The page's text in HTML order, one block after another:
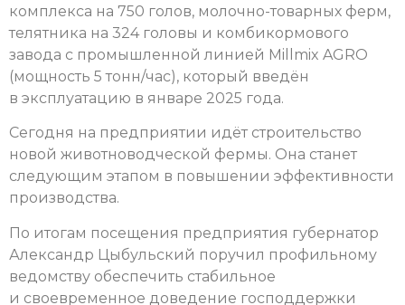
комплекса на 750 голов, молочно-товарных ферм,
телятника на 324 головы и комбикормового
завода с промышленной линией Millmix AGRO
(мощность 5 тонн/час), который введён
в эксплуатацию в январе 2025 года.
Сегодня на предприятии идёт строительство
новой животноводческой фермы. Она станет
следующим этапом в повышении эффективности
производства.
По итогам посещения предприятия губернатор
Александр Цыбульский поручил профильному
ведомству обеспечить стабильное
и своевременное доведение господдержки